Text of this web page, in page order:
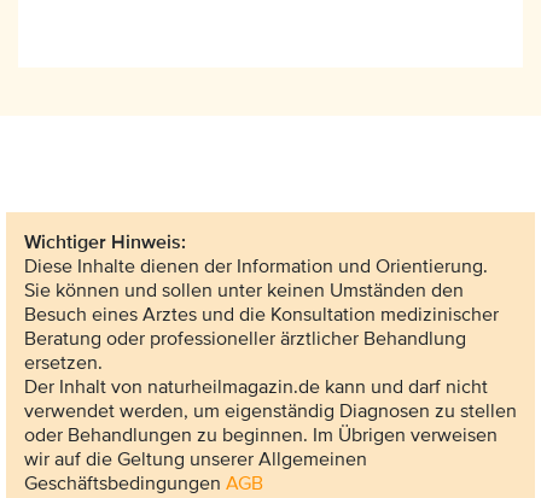
Wichtiger Hinweis:
Diese Inhalte dienen der Information und Orientierung.
Sie können und sollen unter keinen Umständen den
Besuch eines Arztes und die Konsultation medizinischer
Beratung oder professioneller ärztlicher Behandlung
ersetzen.
Der Inhalt von naturheilmagazin.de kann und darf nicht
verwendet werden, um eigenständig Diagnosen zu stellen
oder Behandlungen zu beginnen. Im Übrigen verweisen
wir auf die Geltung unserer Allgemeinen
Geschäftsbedingungen AGB